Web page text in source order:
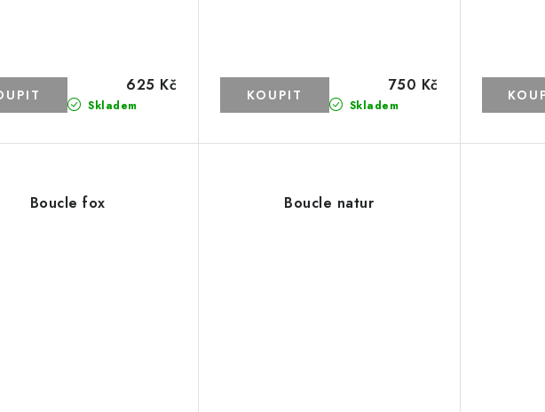
Skladem
625 Kč
Skladem
750 Kč
Boucle fox Boucle natur